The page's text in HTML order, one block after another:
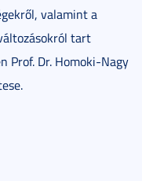
valamint a
tart
Prof. Dr. Homoki-Nagy